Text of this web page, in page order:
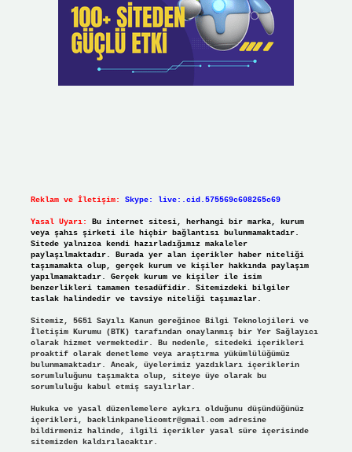
Reklam ve İletişim: Skype: live:.cid.575569c608265c69
Yasal Uyarı:
Bu internet sitesi, herhangi bir marka, kurum
veya şahıs şirketi ile hiçbir bağlantısı bulunmamaktadır.
Sitede yalnızca kendi hazırladığımız makaleler
paylaşılmaktadır. Burada yer alan içerikler haber niteliği
taşımamakta olup, gerçek kurum ve kişiler hakkında paylaşım
yapılmamaktadır. Gerçek kurum ve kişiler ile isim
benzerlikleri tamamen tesadüfidir. Sitemizdeki bilgiler
taslak halindedir ve tavsiye niteliği taşımazlar.
Sitemiz, 5651 Sayılı Kanun gereğince Bilgi Teknolojileri ve
İletişim Kurumu (BTK) tarafından onaylanmış bir Yer Sağlayıcı
olarak hizmet vermektedir. Bu nedenle, sitedeki içerikleri
proaktif olarak denetleme veya araştırma yükümlülüğümüz
bulunmamaktadır. Ancak, üyelerimiz yazdıkları içeriklerin
sorumluluğunu taşımakta olup, siteye üye olarak bu
sorumluluğu kabul etmiş sayılırlar.
Hukuka ve yasal düzenlemelere aykırı olduğunu düşündüğünüz
içerikleri, backlinkpanelicomtr@gmail.comadresine
bildirmeniz halinde, ilgili içerikler yasal süre içerisinde
sitemizden kaldırılacaktır.